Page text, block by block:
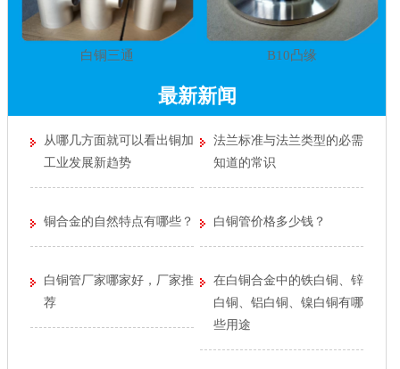
白铜三通 B10凸缘
最新新闻
从哪几方面就可以看出铜加
工业发展新趋势
法兰标准与法兰类型的必需
知道的常识
铜合金的自然特点有哪些？ 白铜管价格多少钱？
白铜管厂家哪家好，厂家推
荐
在白铜合金中的铁白铜、锌
白铜、铝白铜、镍白铜有哪
些用途